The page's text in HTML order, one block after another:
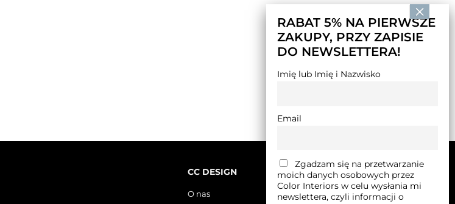
CC DESIGN
O nas
RABAT 5% NA PIERWSZE
ZAKUPY, PRZY ZAPISIE
DO NEWSLETTERA!
Imię lub Imię i Nazwisko
Email
Zgadzam się na przetwarzanie
moich danych osobowych przez
Color Interiors w celu wysłania mi
newslettera, czyli informacji o